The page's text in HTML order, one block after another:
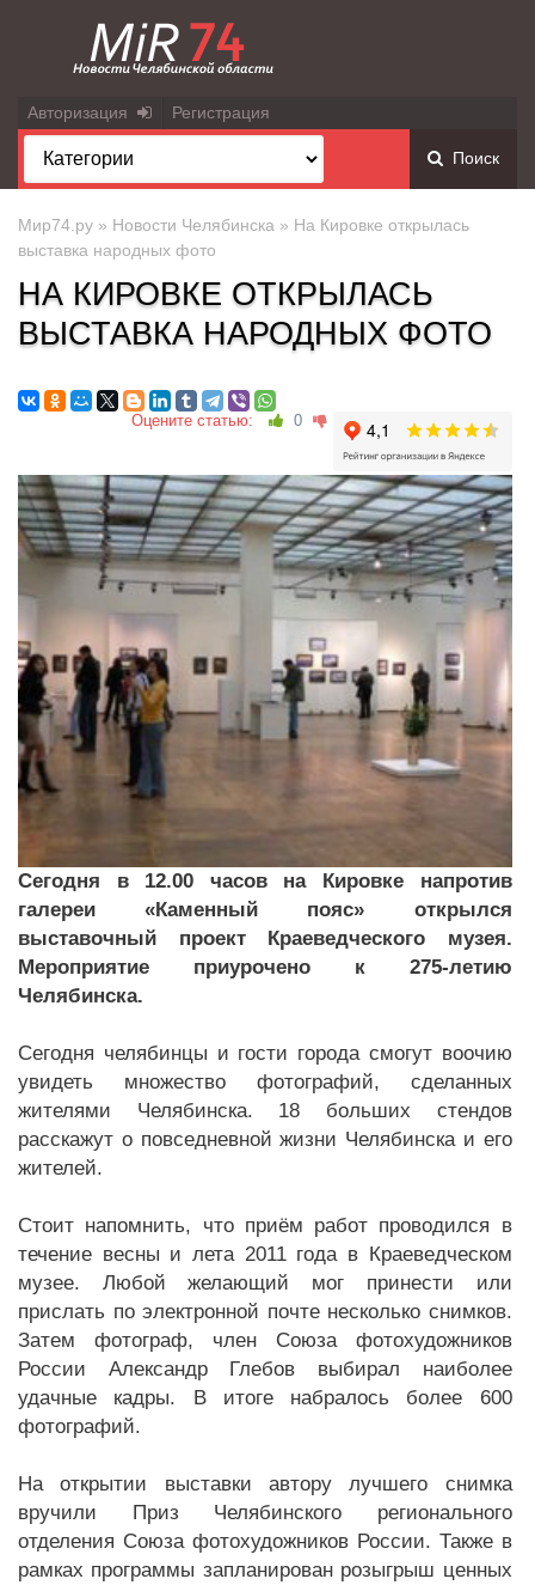
Авторизация Регистрация
Поиск
Мир74.ру » Новости Челябинска » На Кировке открылась
выставка народных фото
НА КИРОВКЕ ОТКРЫЛАСЬ
ВЫСТАВКА НАРОДНЫХ ФОТО
Оцените статью: 0
Сегодня в 12.00 часов на Кировке напротив
галереи «Каменный пояс» открылся
выставочный проект Краеведческого музея.
Мероприятие приурочено к 275-летию
Челябинска.
Сегодня челябинцы и гости города смогут воочию
увидеть множество фотографий, сделанных
жителями Челябинска. 18 больших стендов
расскажут о повседневной жизни Челябинска и его
жителей.
Стоит напомнить, что приём работ проводился в
течение весны и лета 2011 года в Краеведческом
музее. Любой желающий мог принести или
прислать по электронной почте несколько снимков.
Затем фотограф, член Союза фотохудожников
России Александр Глебов выбирал наиболее
удачные кадры. В итоге набралось более 600
фотографий.
На открытии выставки автору лучшего снимка
вручили Приз Челябинского регионального
отделения Союза фотохудожников России. Также в
рамках программы запланирован розыгрыш ценных